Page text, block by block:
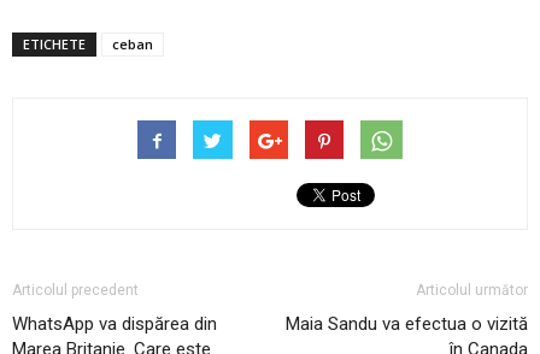
ETICHETE ceban
Articolul precedent
WhatsApp va dispărea din
Marea Britanie. Care este
Articolul următor
Maia Sandu va efectua o vizită
în Canada